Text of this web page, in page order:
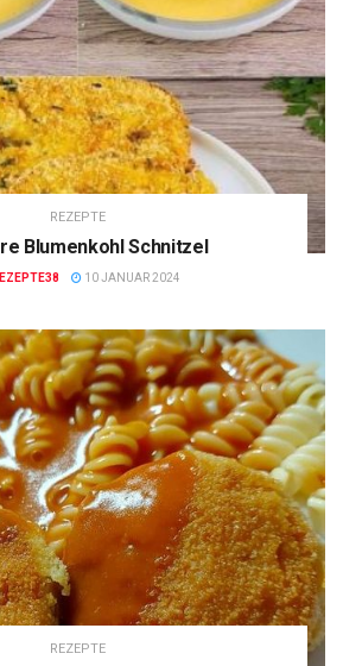
REZEPTE
Blumenkohl Schnitzel
10 JANUAR 2024
REZEPTE